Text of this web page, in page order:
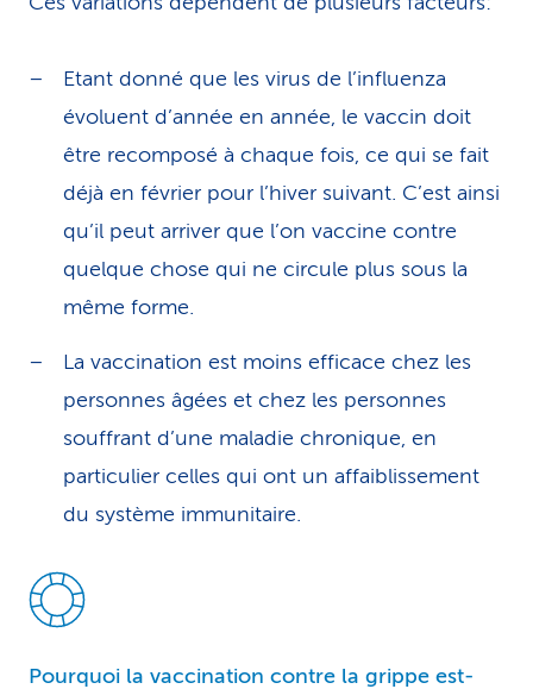
Etant donné que les virus de l’influenza
évoluent d’année en année, le vaccin doit
être recomposé à chaque fois, ce qui se fait
déjà en février pour l’hiver suivant. C’est ainsi
qu’il peut arriver que l’on vaccine contre
quelque chose qui ne circule plus sous la
même forme.
La vaccination est moins efficace chez les
personnes âgées et chez les personnes
souffrant d’une maladie chronique, en
particulier celles qui ont un affaiblissement
du système immunitaire.
Pourquoi la vaccination contre la grippe est-